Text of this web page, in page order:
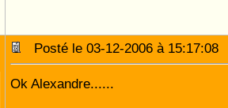
Posté le 03-12-2006 à
Ok Alexandre......